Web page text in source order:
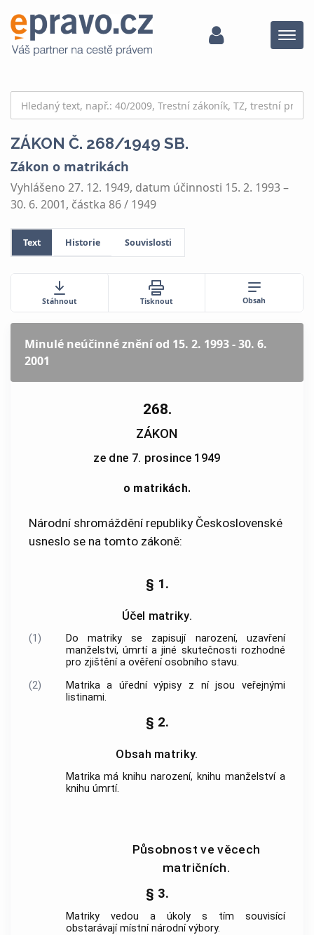
Menu
ZÁKON Č. 268/1949 SB.
Zákon o matrikách
Vyhlášeno 27. 12. 1949, datum účinnosti 15. 2. 1993 –
30. 6. 2001, částka 86 / 1949
Text Historie Souvislosti
Stáhnout Tisknout Obsah
Minulé neúčinné zněníod 15. 2. 1993 - 30. 6.
2001
268.
ZÁKON
ze dne 7. prosince 1949
o matrikách.
Národní shromáždění republiky Československé
usneslo se na tomto zákoně:
§ 1.
Účel matriky.
(1)
Do matriky se zapisují narození, uzavření
manželství, úmrtí a jiné skutečnosti rozhodné
pro zjištění a ověření osobního stavu.
(2)
Matrika a úřední výpisy z ní jsou veřejnými
listinami.
§ 2.
Obsah matriky.
Matrika má knihu narození, knihu manželství a
knihu úmrtí.
Působnost ve věcech
matričních.
§ 3.
Matriky vedou a úkoly s tím souvisící
obstarávají místní národní výbory.